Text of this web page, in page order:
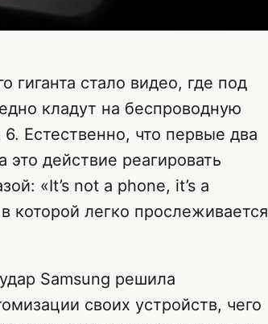
стало видео, где под
кладут на беспроводную
Естественно, что первые два
действие реагировать
«It’s not a phone, it’s a
которой легко прослеживается
Samsung решила
своих устройств, чего